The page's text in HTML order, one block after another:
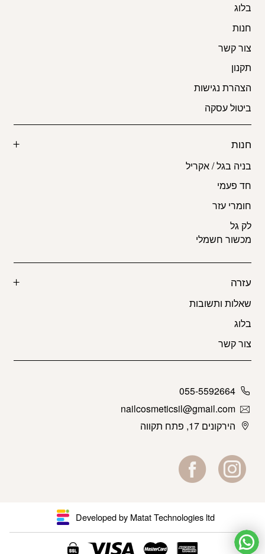
בלוג
חנות
צור קשר
תקנון
הצהרת נגישות
ביטול עסקה
חנות
בניה בגל / אקריל
חד פעמי
חומרי עזר
לק גל
מכשור חשמלי
עזרה
שאלות ותשובות
בלוג
צור קשר
055-5592664
nailcosmeticsil@gmail.com
הירקונים 17, פתח תקווה
Developed by Matat Technologies ltd